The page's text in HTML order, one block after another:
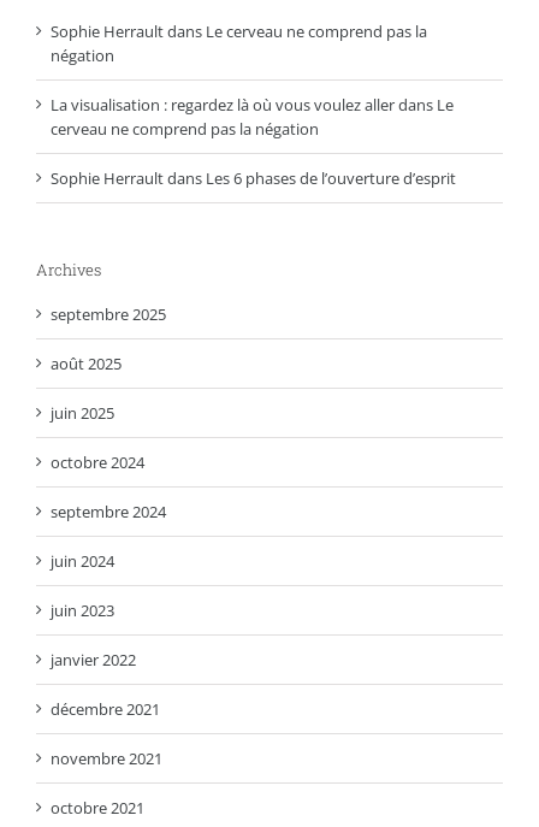
Sophie Herraultdans Le cerveau ne comprend pas la
négation
La visualisation : regardez là où vous voulez allerdans Le
cerveau ne comprend pas la négation
Sophie Herraultdans Les 6 phases de l’ouverture d’esprit
Archives
septembre 2025
août 2025
juin 2025
octobre 2024
septembre 2024
juin 2024
juin 2023
janvier 2022
décembre 2021
novembre 2021
octobre 2021